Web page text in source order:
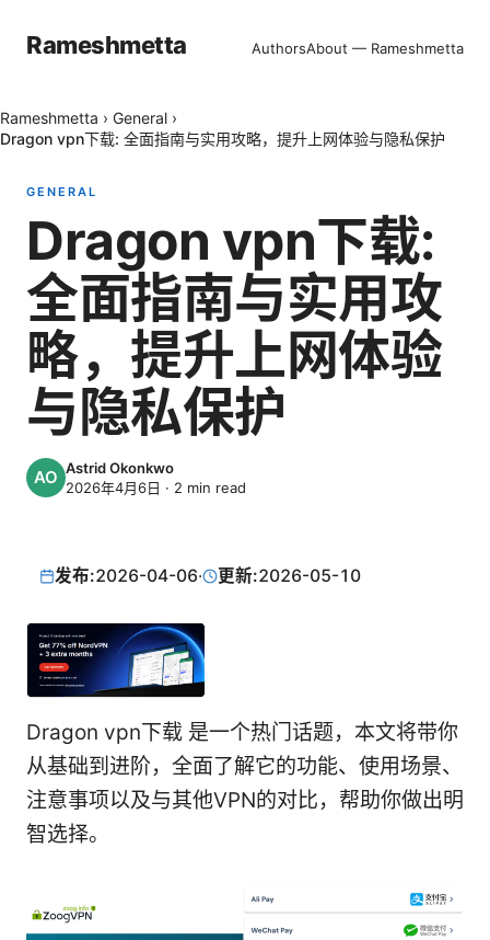
Rameshmetta AuthorsAbout — Rameshmetta
Rameshmetta › General ›
Dragon vpn下载: 全面指南与实用攻略，提升上网体验与隐私保护
GENERAL
Dragon vpn下载:
全面指南与实用攻
略，提升上网体验
与隐私保护
Astrid Okonkwo
2026年4月6日 · 2 min read
发布:2026-04-06· 更新:2026-05-10
Dragon vpn下载 是一个热门话题，本文将带你
从基础到进阶，全面了解它的功能、使用场景、
注意事项以及与其他VPN的对比，帮助你做出明
智选择。